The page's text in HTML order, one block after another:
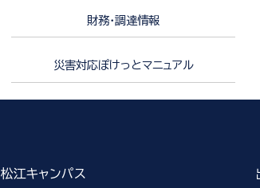
財務・調達情報
災害対応ぽけっとマニュアル
松江キャンパス